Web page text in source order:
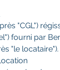
"CGL")
fourni par
"le locataire").